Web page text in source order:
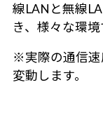
線LANと無線
き、様々な環境
※実際の通信速
変動します。